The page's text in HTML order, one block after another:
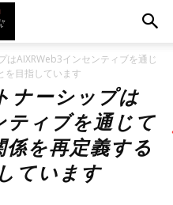
はAIXRWeb3インセンティブを通じ
を目指しています
ナーシップは
ティブを通じて
を再定義する
ています